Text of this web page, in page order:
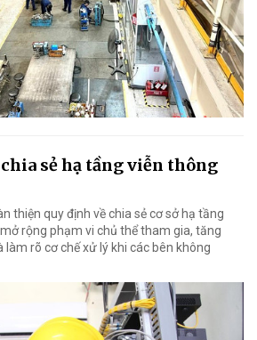
sẻ hạ tầng viễn thông
thiện quy định về chia sẻ cơ sở hạ tầng
rộng phạm vi chủ thể tham gia, tăng
làm rõ cơ chế xử lý khi các bên không